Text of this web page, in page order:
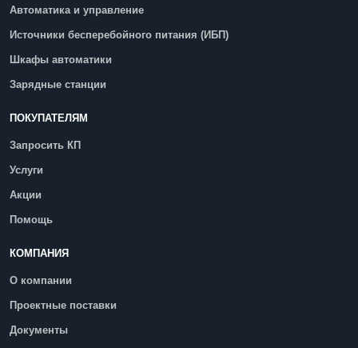
Автоматика и управление
Источники бесперебойного питания (ИБП)
Шкафы автоматики
Зарядные станции
ПОКУПАТЕЛЯМ
Запросить КП
Услуги
Акции
Помощь
КОМПАНИЯ
О компании
Проектные поставки
Документы